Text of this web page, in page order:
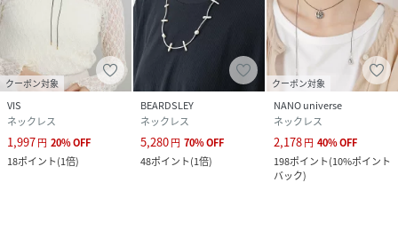
クーポン対象
VIS
ネックレス
1,997円 20%OFF
18ポイント(1倍)
BEARDSLEY
ネックレス
5,280円 70%OFF
48ポイント(1倍)
クーポン対象
NANO universe
ネックレス
2,178円 40%OFF
198ポイント(10%ポイント
バック)